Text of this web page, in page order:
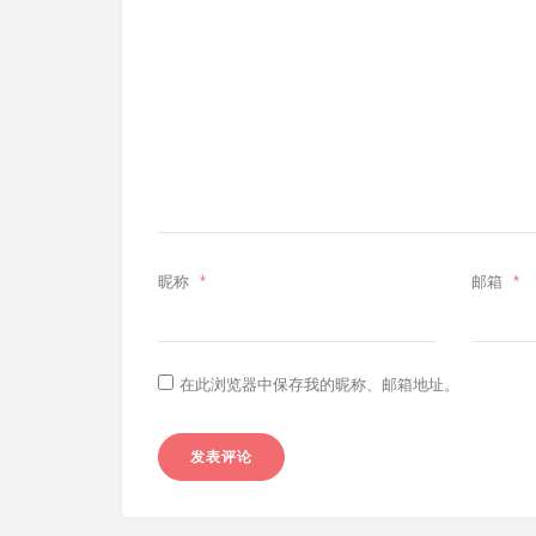
昵称 * 邮箱 *
在此浏览器中保存我的昵称、邮箱地址。